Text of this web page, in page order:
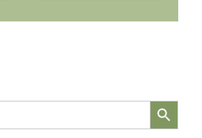
Search Button